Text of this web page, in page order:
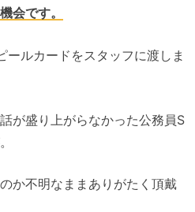
会です。
ルカードをスタッフに渡しま
が盛り上がらなかった公務員S
か不明なままありがたく頂戴